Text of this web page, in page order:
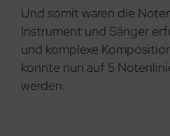
Und somit waren die
Instrument und Sänger
und komplexe
konnte nun auf 5
werden.